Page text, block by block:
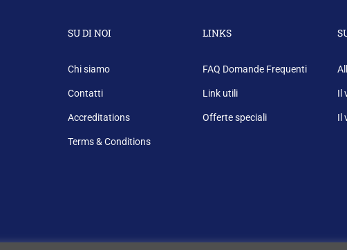
SU DI NOI
Chi siamo
Contatti
Accreditations
Terms & Conditions
LINKS
FAQ Domande Frequenti
Link utili
Offerte speciali
Il
Il